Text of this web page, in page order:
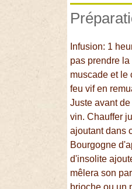
Infusion: 1
pas prendre
muscade et le
feu vif en
Juste avant
vin. Chauffer
ajoutant dans
Bourgogne
d'insolite
mêlera son